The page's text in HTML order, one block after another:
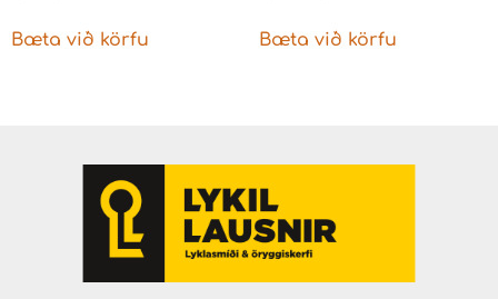
Bæta við körfu Bæta við körfu